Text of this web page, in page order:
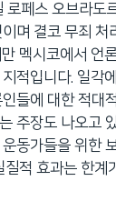
로페스 오브라도
며 결코 무죄 처
멕시코에서 언
적입니다. 일각
들에 대한 적대
주장도 나오고
동가들을 위한
질적 효과는 한계